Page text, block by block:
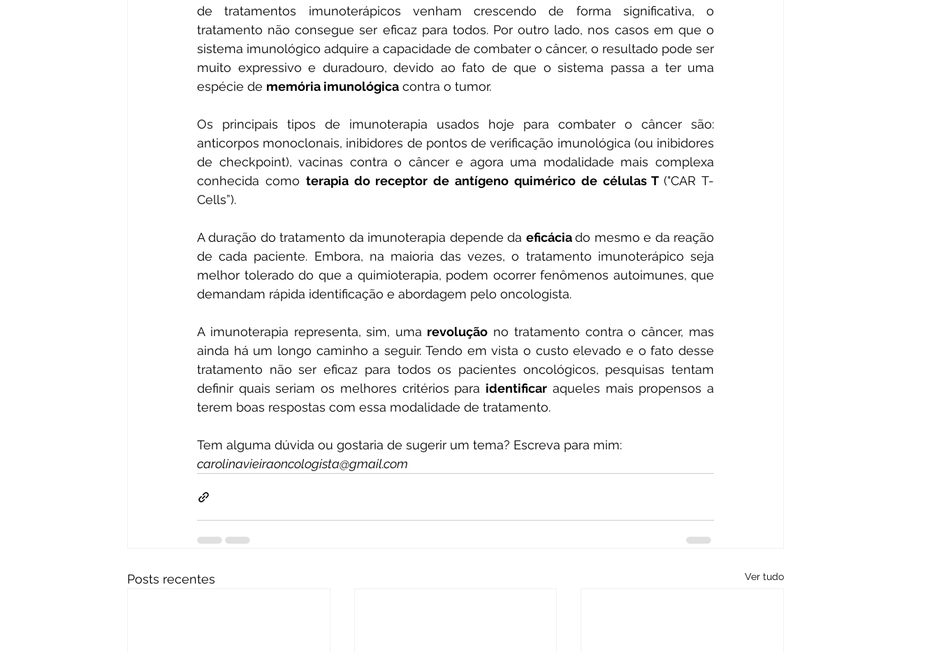
de tratamentos imunoterápicos venham crescendo de forma significativa, o
tratamento não consegue ser eficaz para todos. Por outro lado, nos casos em que o
sistema imunológico adquire a capacidade de combater o câncer, o resultado pode ser
muito expressivo e duradouro, devido ao fato de que o sistema passa a ter uma
espécie de memória imunológica contra o tumor.
Os principais tipos de imunoterapia usados hoje para combater o câncer são:
anticorpos monoclonais, inibidores de pontos de verificação imunológica (ou inibidores
de checkpoint), vacinas contra o câncer e agora uma modalidade mais complexa
conhecida como terapia do receptor de antígeno quimérico de células T ("CAR T-
Cells”).
A duração do tratamento da imunoterapia depende da eficácia do mesmo e da reação
de cada paciente. Embora, na maioria das vezes, o tratamento imunoterápico seja
melhor tolerado do que a quimioterapia, podem ocorrer fenômenos autoimunes, que
demandam rápida identificação e abordagem pelo oncologista.
A imunoterapia representa, sim, uma revolução no tratamento contra o câncer, mas
ainda há um longo caminho a seguir. Tendo em vista o custo elevado e o fato desse
tratamento não ser eficaz para todos os pacientes oncológicos, pesquisas tentam
definir quais seriam os melhores critérios para identificar aqueles mais propensos a
terem boas respostas com essa modalidade de tratamento.
Tem alguma dúvida ou gostaria de sugerir um tema? Escreva para mim:
carolinavieiraoncologista@gmail.com
Posts recentes Ver tudo